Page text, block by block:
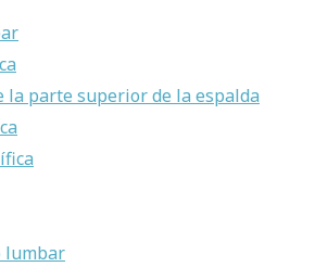
la parte superior de la espalda
lumbar